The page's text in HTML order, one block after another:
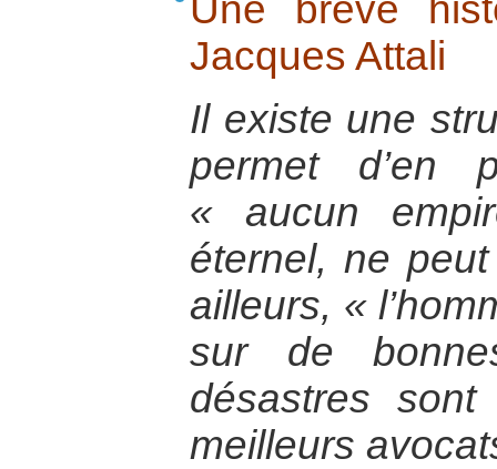
Une brève
Jacques Attali
Il existe une
permet d’en
« aucun
éternel, ne
ailleurs, «
sur de
désastres
meilleurs